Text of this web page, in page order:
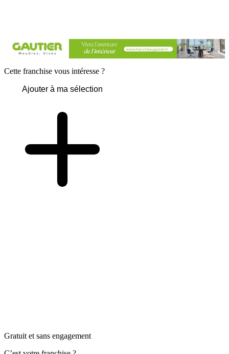
Cette franchise vous intéresse ?
Ajouter à ma sélection
Gratuit et sans engagement